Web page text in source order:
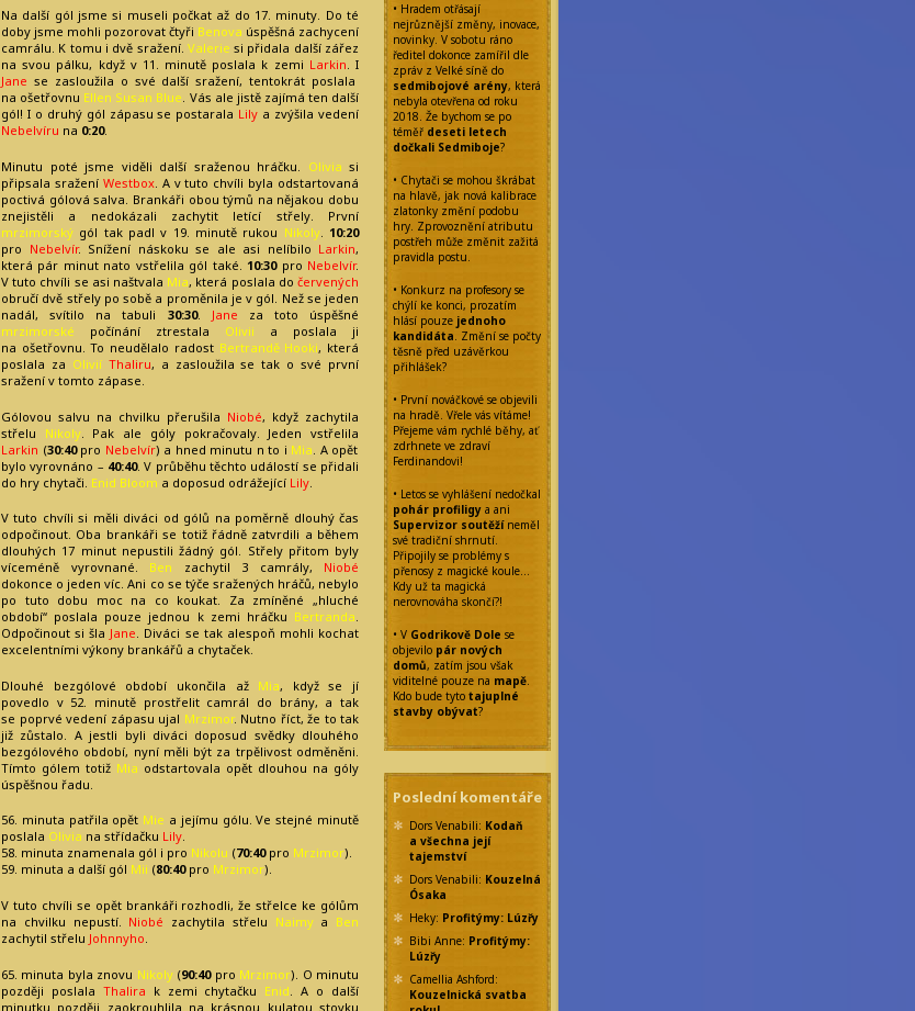
Na další gól jsme si museli počkat až do 17. minuty. Do té
doby jsme mohli pozorovat čtyři Benova úspěšná zachycení
camrálu. K tomu i dvě sražení. Valerie si přidala další zářez
na svou pálku, když v 11. minutě poslala k zemi Larkin. I
Jane se zasloužila o své další sražení, tentokrát poslala
na ošetřovnu Ellen Susan Blue. Vás ale jistě zajímá ten další
gól! I o druhý gól zápasu se postarala Lily a zvýšila vedení
Nebelvíru na 0:20.
Minutu poté jsme viděli další sraženou hráčku. Olivia si
připsala sražení Westbox. A v tuto chvíli byla odstartovaná
poctivá gólová salva. Brankáři obou týmů na nějakou dobu
znejistěli a nedokázali zachytit letící střely. První
mrzimorský gól tak padl v 19. minutě rukou Nikoly. 10:20
pro Nebelvír. Snížení náskoku se ale asi nelíbilo Larkin,
která pár minut nato vstřelila gól také. 10:30pro Nebelvír.
V tuto chvíli se asi naštvala Mia, která poslala dočervených
obručí dvě střely po sobě a proměnila je v gól. Než se jeden
nadál, svítilo na tabuli 30:30. Jane za toto úspěšné
mrzimorské počínání ztrestala Olivii a poslala ji
na ošetřovnu. To neudělalo radost Bertrandě Hooki, která
poslala za Olivií Thaliru, a zasloužila se tak o své první
sražení v tomto zápase.
Gólovou salvu na chvilku přerušila Niobé, když zachytila
střelu Nikoly. Pak ale góly pokračovaly. Jeden vstřelila
Larkin (30:40pro Nebelvír) a hned minutu n to i Mia . A opět
bylo vyrovnáno – 40:40. V průběhu těchto událostí se přidali
do hry chytači. Enid Bloom a doposud odrážející Lily
V tuto chvíli si měli diváci od gólů na poměrně dlouhý čas
odpočinout. Oba brankáři se totiž řádně zatvrdili a během
dlouhých 17 minut nepustili žádný gól. Střely přitom byly
víceméně vyrovnané. Ben zachytil 3 camrály, Niobé
dokonce o jeden víc. Ani co se týče sražených hráčů, nebylo
po tuto dobu moc na co koukat. Za zmíněné „hluché
období“ poslala pouze jednou k zemi hráčku Bertranda.
Odpočinout si šla Jane. Diváci se tak alespoň mohli kochat
excelentními výkony brankářů a chytaček.
Dlouhé bezgólové období ukončila až Mia, když se jí
povedlo v 52. minutě prostřelit camrál do brány, a tak
se poprvé vedení zápasu ujal Mrzimor. Nutno říct, že to tak
již zůstalo. A jestli byli diváci doposud svědky dlouhého
bezgólového období, nyní měli být za trpělivost odměněni.
Tímto gólem totiž Mia odstartovala opět dlouhou na góly
úspěšnou řadu.
56. minuta patřila opět Mie a jejímu gólu. Ve stejné minutě
poslala Olivia na střídačku Lily.
58. minuta znamenala gól i pro Nikolu (70:40pro Mrzimor).
59. minuta a další gól Mii (80:40pro Mrzimor).
V tuto chvíli se opět brankáři rozhodli, že střelce ke gólům
na chvilku nepustí. Niobé zachytila střelu Naimya Ben
zachytil střelu Johnnyho
65. minuta byla znovu Nikoly(90:40pro Mrzimor). O minutu
později poslala Thalira k zemi chytačku Enid . A o další
minutku později zaokrouhlila na krásnou kulatou stovku
• Hradem otřásají
nejrůznější změny, inovace,
novinky. V sobotu ráno
ředitel dokonce zamířil dle
zpráv z Velké síně do
sedmibojové arény, která
nebyla otevřena od roku
2018. Že bychom se po
téměř deseti letech
dočkali Sedmiboje?
• Chytači se mohou škrábat
na hlavě, jak nová kalibrace
zlatonky změní podobu
hry. Zprovoznění atributu
postřeh může změnit zažitá
pravidla postu.
• Konkurz na profesory se
chýlí ke konci, prozatím
hlásí pouze jednoho
kandidáta. Změní se počty
těsně před uzávěrkou
přihlášek?
• První nováčkové se objevili
na hradě. Vřele vás vítáme!
Přejeme vám rychlé běhy, ať
zdrhnete ve zdraví
Ferdinandovi!
• Letos se vyhlášení nedočkal
pohár profiligy a ani
Supervizor soutěžíneměl
své tradiční shrnutí.
Připojily se problémy s
přenosy z magické koule…
Kdy už ta magická
nerovnováha skončí?!
• V Godrikově Dole se
objevilo pár nových
domů, zatím jsou však
viditelné pouze na mapě.
Kdo bude tyto tajuplné
stavby obývat?
Poslední komentáře
Dors Venabili: Kodaň
a všechna její
tajemství
Dors Venabili: Kouzelná
Ósaka
Heky: Profitýmy: Lúzřy
Bibi Anne: Profitýmy:
Lúzřy
Camellia Ashford:
Kouzelnická svatba